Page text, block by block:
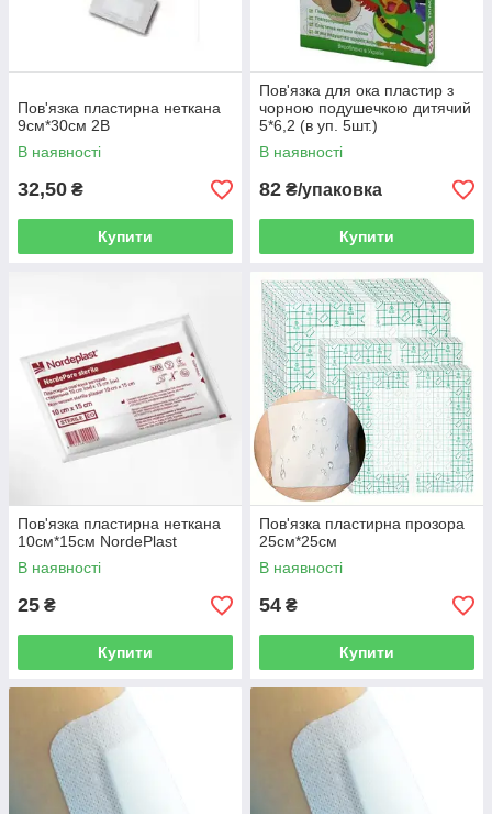
Пов'язка пластирна неткана
9см*30см 2В
В наявності
32,50 ₴
Купити
Пов'язка для ока пластир з
чорною подушечкою дитячий
5*6,2 (в уп. 5шт.)
В наявності
82 ₴/упаковка
Купити
Пов'язка пластирна неткана
10см*15см NordePlast
В наявності
25 ₴
Купити
Пов'язка пластирна прозора
25см*25см
В наявності
54 ₴
Купити